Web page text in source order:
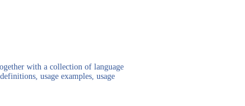
with a collection of language
usage examples, usage